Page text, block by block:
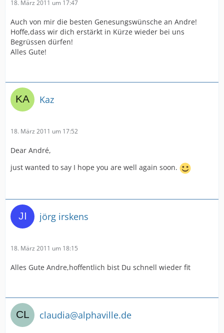
18. März 2011 um 17:47
Auch von mir die besten Genesungswünsche an Andre!
Hoffe,dass wir dich erstärkt in Kürze wieder bei uns
Begrüssen dürfen!
Alles Gute!
Kaz
18. März 2011 um 17:52
Dear André,
just wanted to say I hope you are well again soon.
jörg irskens
18. März 2011 um 18:15
Alles Gute Andre,hoffentlich bist Du schnell wieder fit
claudia@alphaville.de